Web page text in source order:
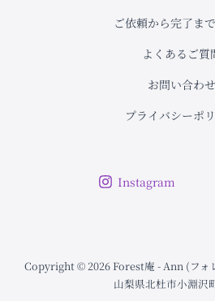
ご依頼から完了ま
よくあるご質
お問い合わせ
プライバシーポ
Instagram
Copyright © 2026 Forest庵 - Ann (フォ
山梨県北杜市小淵沢